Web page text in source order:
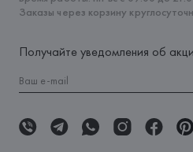
Заказы через корзину
Получайте уведомления об